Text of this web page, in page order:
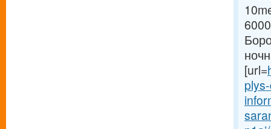
[url=